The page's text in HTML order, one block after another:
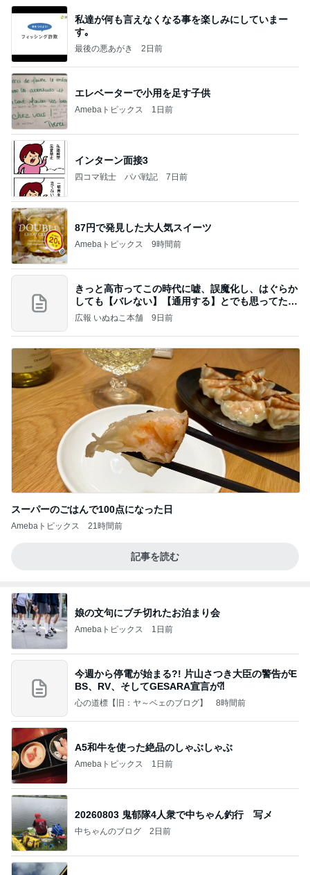
私達が何も言えなくなる事を楽しみにしていまー
す｡
最後の悪あがき 2日前
エレベーターで小用を足す子供
Amebaトピックス 1日前
インターン面接3
四コマ戦士 パパ戦記 7日前
87円で発見した大人気スイーツ
Amebaトピックス 9時間前
きっと高市ってこの時代に嘘、誤魔化し、はぐらか
しても【バレない】【通用する】とでも思ってたん
だろ
広報 いぬねこ本舗 9日前
スーパーのごはんで100点になった日
Amebaトピックス 21時間前
記事を読む
娘の文句にブチ切れたお泊まり会
Amebaトピックス 1日前
今週から停電が始まる?! 片山さつき大臣の警告がE
BS、RV、そしてGESARA宣言が⁈
心の道標【旧：ヤ～ベェのブログ】 8時間前
A5和牛を使った絶品のしゃぶしゃぶ
Amebaトピックス 1日前
20260803 鬼郁隊4人衆で中ちゃん釣行 写メ
中ちゃんのブログ 2日前